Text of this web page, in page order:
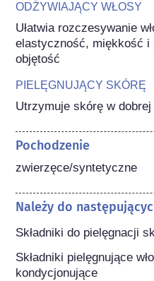
ODŻYWIAJĄCY WŁOSY
Ułatwia rozczesywanie
elastyczność, miękkość i
objętość
PIELĘGNUJĄCY SKÓRĘ
Utrzymuje skórę w
Pochodzenie
zwierzęce/syntetyczne
Należy do
Składniki do pielęgnacji
Składniki pielęgnujące
kondycjonujące